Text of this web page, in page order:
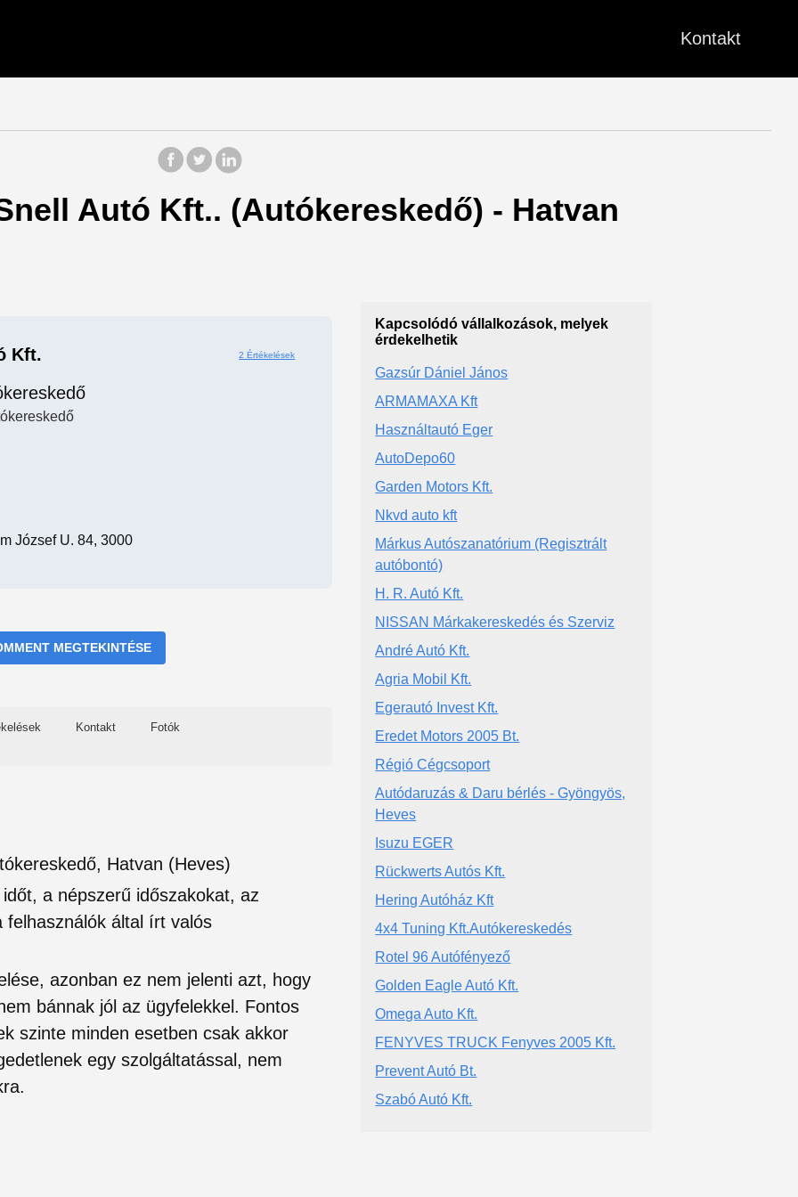
Kontakt
Autó Kft.. (Autókereskedő) - Hatvan
Kft. 2 Értékelések
József U. 84, 3000
MEGTEKINTÉSE
Kontakt Fotók
Hatvan (Heves)
a népszerű időszakokat, az
által írt valós
azonban ez nem jelenti azt, hogy
bánnak jól az ügyfelekkel. Fontos
szinte minden esetben csak akkor
egy szolgáltatással, nem
Kapcsolódó vállalkozások, melyek
érdekelhetik
Gazsúr Dániel János
ARMAMAXA Kft
Használtautó Eger
AutoDepo60
Garden Motors Kft.
Nkvd auto kft
Márkus Autószanatórium (Regisztrált
autóbontó)
H. R. Autó Kft.
NISSAN Márkakereskedés és Szerviz
André Autó Kft.
Agria Mobil Kft.
Egerautó Invest Kft.
Eredet Motors 2005 Bt.
Régió Cégcsoport
Autódaruzás & Daru bérlés - Gyöngyös,
Heves
Isuzu EGER
Rückwerts Autós Kft.
Hering Autóház Kft
4x4 Tuning Kft.Autókereskedés
Rotel 96 Autófényező
Golden Eagle Autó Kft.
Omega Auto Kft.
FENYVES TRUCK Fenyves 2005 Kft.
Prevent Autó Bt.
Szabó Autó Kft.